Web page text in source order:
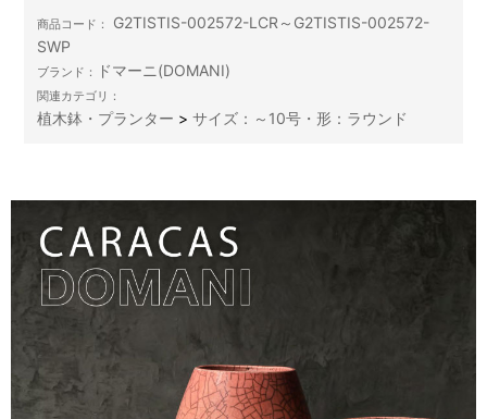
商品コード：
G2TISTIS-002572-LCR～G2TISTIS-002572-
SWP
ブランド： ドマーニ(DOMANI)
関連カテゴリ：
植木鉢・プランター >サイズ：～10号・形：ラウンド